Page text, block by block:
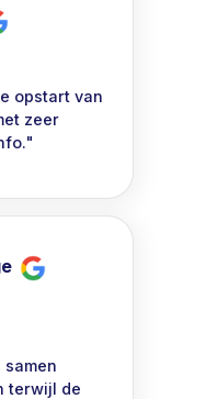
opstart van
zeer
terwijl de